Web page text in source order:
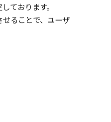
ております。
ることで、ユーザ